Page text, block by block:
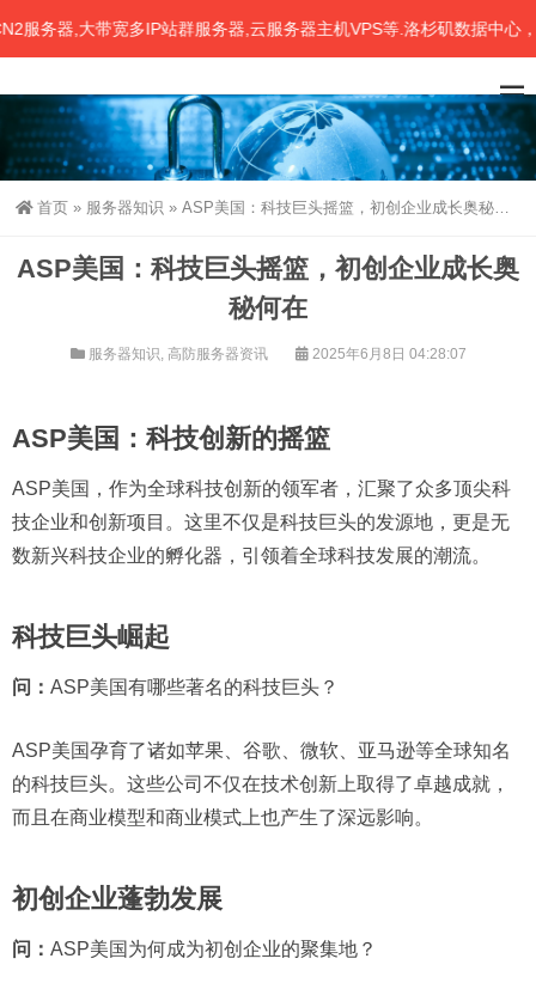
器,大带宽多IP站群服务器,云服务器主机VPS等.洛杉矶数据中心，
首页 » 服务器知识 » ASP美国：科技巨头摇篮，初创企业成长奥秘何在
ASP美国：科技巨头摇篮，初创企业成长奥
秘何在
服务器知识, 高防服务器资讯 2025年6月8日 04:28:07
ASP美国：科技创新的摇篮
ASP美国，作为全球科技创新的领军者，汇聚了众多顶尖科
技企业和创新项目。这里不仅是科技巨头的发源地，更是无
数新兴科技企业的孵化器，引领着全球科技发展的潮流。
科技巨头崛起
问： ASP美国有哪些著名的科技巨头？
ASP美国孕育了诸如苹果、谷歌、微软、亚马逊等全球知名
的科技巨头。这些公司不仅在技术创新上取得了卓越成就，
而且在商业模型和商业模式上也产生了深远影响。
初创企业蓬勃发展
问： ASP美国为何成为初创企业的聚集地？